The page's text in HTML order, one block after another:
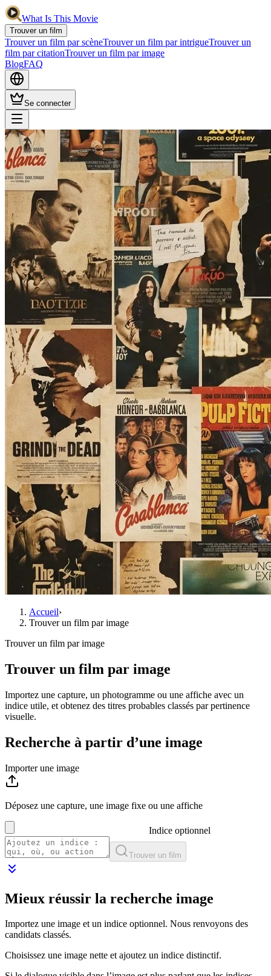
What Is This Movie
Trouver un film
Trouver un film par scèneTrouver un film par intrigueTrouver un
film par citationTrouver un film par image
BlogFAQ
Se connecter
Accueil›
Trouver un film par image
Trouver un film par image
Trouver un film par image
Importez une capture, un photogramme ou une affiche avec un
indice utile, et obtenez des titres probables classés par pertinence
visuelle.
Recherche à partir d’une image
Importer une image
Déposez une capture, une image fixe ou une affiche
Indice optionnel
Trouver un film
Mieux réussir la recherche image
Importez une image et un indice optionnel. Nous renvoyons des
candidats classés.
Choisissez une image nette et ajoutez un indice distinctif.